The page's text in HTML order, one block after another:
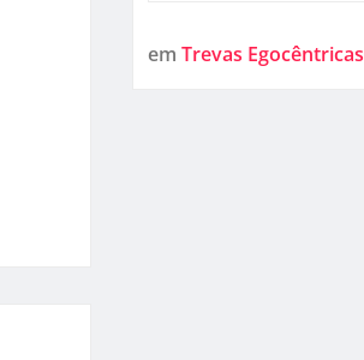
em Trevas Egocêntricas